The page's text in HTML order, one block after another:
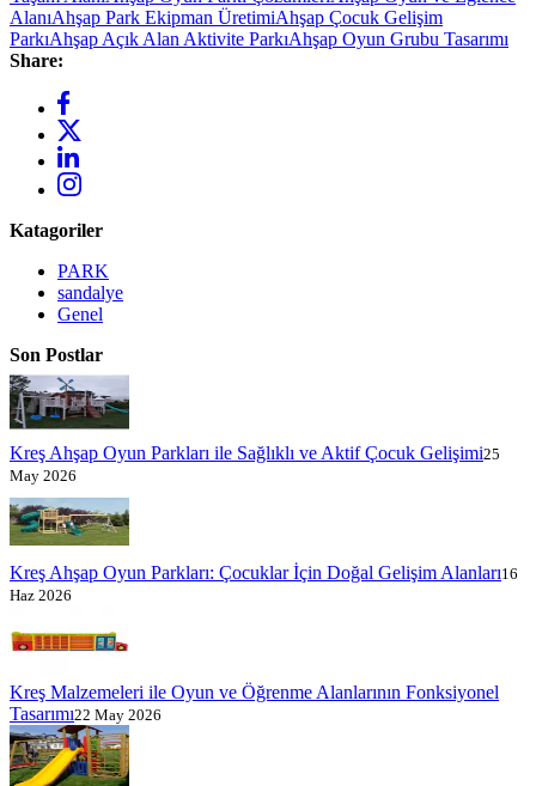
AlanıAhşap Park Ekipman ÜretimiAhşap Çocuk Gelişim
ParkıAhşap Açık Alan Aktivite ParkıAhşap Oyun Grubu Tasarımı
Share:
Katagoriler
PARK
sandalye
Genel
Son Postlar
Kreş Ahşap Oyun Parkları ile Sağlıklı ve Aktif Çocuk Gelişimi25
May 2026
Kreş Ahşap Oyun Parkları: Çocuklar İçin Doğal Gelişim Alanları16
Haz 2026
Kreş Malzemeleri ile Oyun ve Öğrenme Alanlarının Fonksiyonel
Tasarımı22 May 2026